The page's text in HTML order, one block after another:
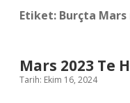
Etiket: Burçta
Mars 2023 Te
Tarih: Ekim 16, 2024